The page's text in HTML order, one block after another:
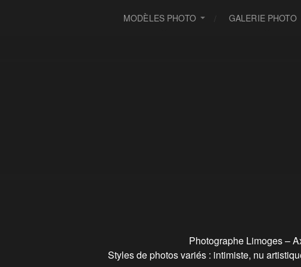
MODÈLES PHOTO GALERIE PHOTO
Photographe Limoges –
Styles de photos variés : intimiste, nu